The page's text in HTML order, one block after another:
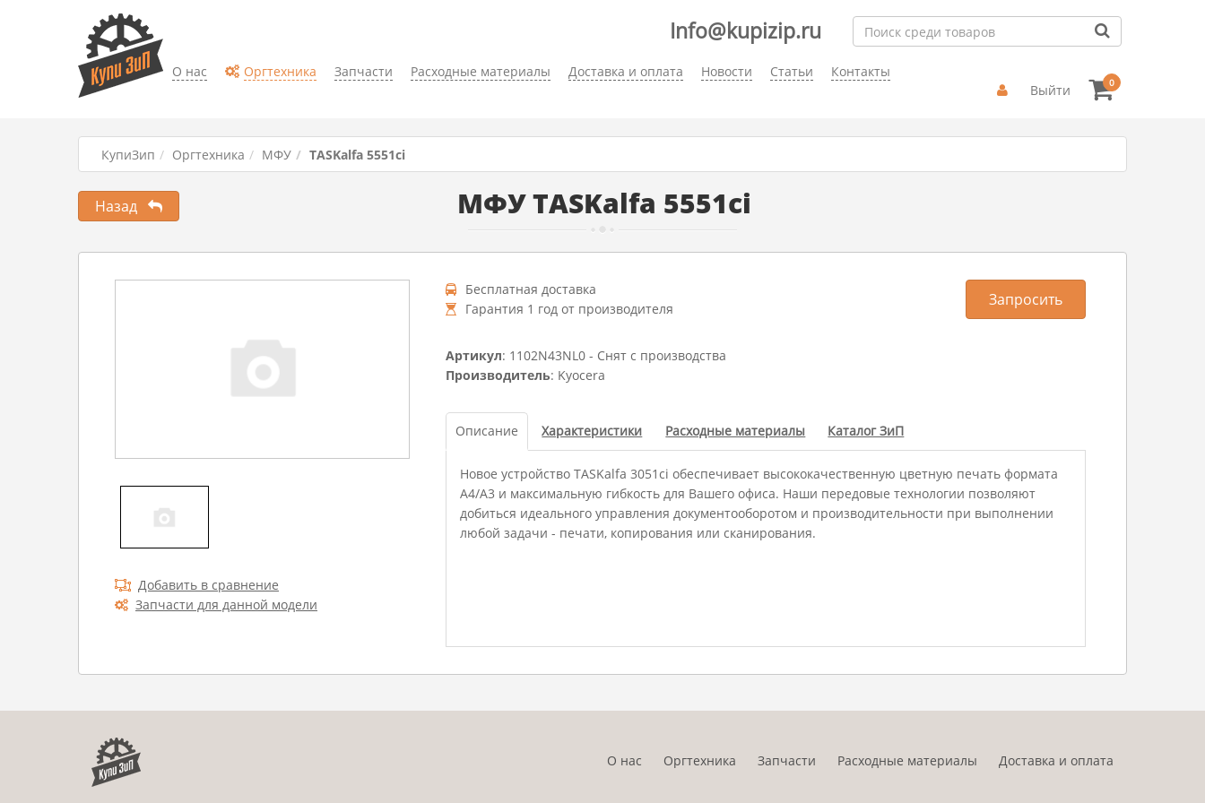
О нас Оргтехника Запчасти Расходные материалы Доставка и оплата Новости Статьи Контакты
Info@kupizip.ru
Выйти 0
КупиЗип Оргтехника МФУ TASKalfa 5551ci
МФУ TASKalfa 5551ci
Назад
Добавить в сравнение
Запчасти для данной модели
Бесплатная доставка
Гарантия 1 год от производителя
Артикул: 1102N43NL0 - Снят с производства
Производитель: Kyocera
Запросить
Описание Характеристики Расходные материалы Каталог ЗиП
Новое устройство TASKalfa 3051ci обеспечивает высококачественную цветную печать формата
А4/А3 и максимальную гибкость для Вашего офиса. Наши передовые технологии позволяют
добиться идеального управления документооборотом и производительности при выполнении
любой задачи - печати, копирования или сканирования.
О нас Оргтехника Запчасти Расходные материалы Доставка и оплата